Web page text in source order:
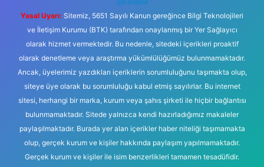
Yasal Uyarı: Sitemiz, 5651 Sayılı Kanun gereğince Bilgi Teknolojileri
ve İletişim Kurumu (BTK) tarafından onaylanmış bir Yer Sağlayıcı
olarak hizmet vermektedir. Bu nedenle, sitedeki içerikleri proaktif
olarak denetleme veya araştırma yükümlülüğümüz bulunmamaktadır.
Ancak, üyelerimiz yazdıkları içeriklerin sorumluluğunu taşımakta olup,
siteye üye olarak bu sorumluluğu kabul etmiş sayılırlar. Bu internet
sitesi, herhangi bir marka, kurum veya şahıs şirketi ile hiçbir bağlantısı
bulunmamaktadır. Sitede yalnızca kendi hazırladığımız makaleler
paylaşılmaktadır. Burada yer alan içerikler haber niteliği taşımamakta
olup, gerçek kurum ve kişiler hakkında paylaşım yapılmamaktadır.
Gerçek kurum ve kişiler ile isim benzerlikleri tamamen tesadüfidir.